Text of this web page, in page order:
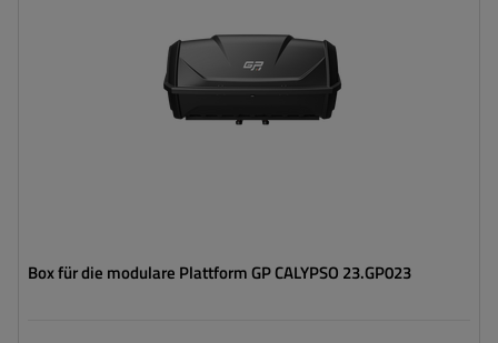
Box für die modulare Plattform GP CALYPSO 23.GP023